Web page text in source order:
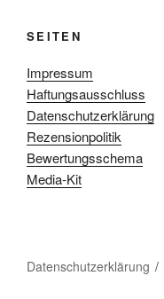
SEITEN
Impressum
Haftungsausschluss
Datenschutzerklärung
Rezensionpolitik
Bewertungsschema
Media-Kit
Datenschutzerklärung